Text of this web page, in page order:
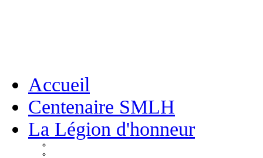
Accueil
Centenaire SMLH
La Légion d'honneur